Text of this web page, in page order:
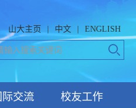
山大主页 中文 ENGLISH
际交流 校友工作